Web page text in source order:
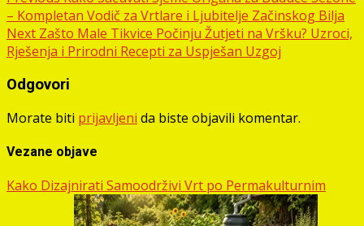
navigation
– Kompletan Vodič za Vrtlare i Ljubitelje Začinskog Bilja
Next Zašto Male Tikvice Počinju Žutjeti na Vršku? Uzroci,
Rješenja i Prirodni Recepti za Uspješan Uzgoj
Odgovori
Morate biti prijavljeni da biste objavili komentar.
Vezane objave
Kako Dizajnirati Samoodrživi Vrt po Permakulturnim